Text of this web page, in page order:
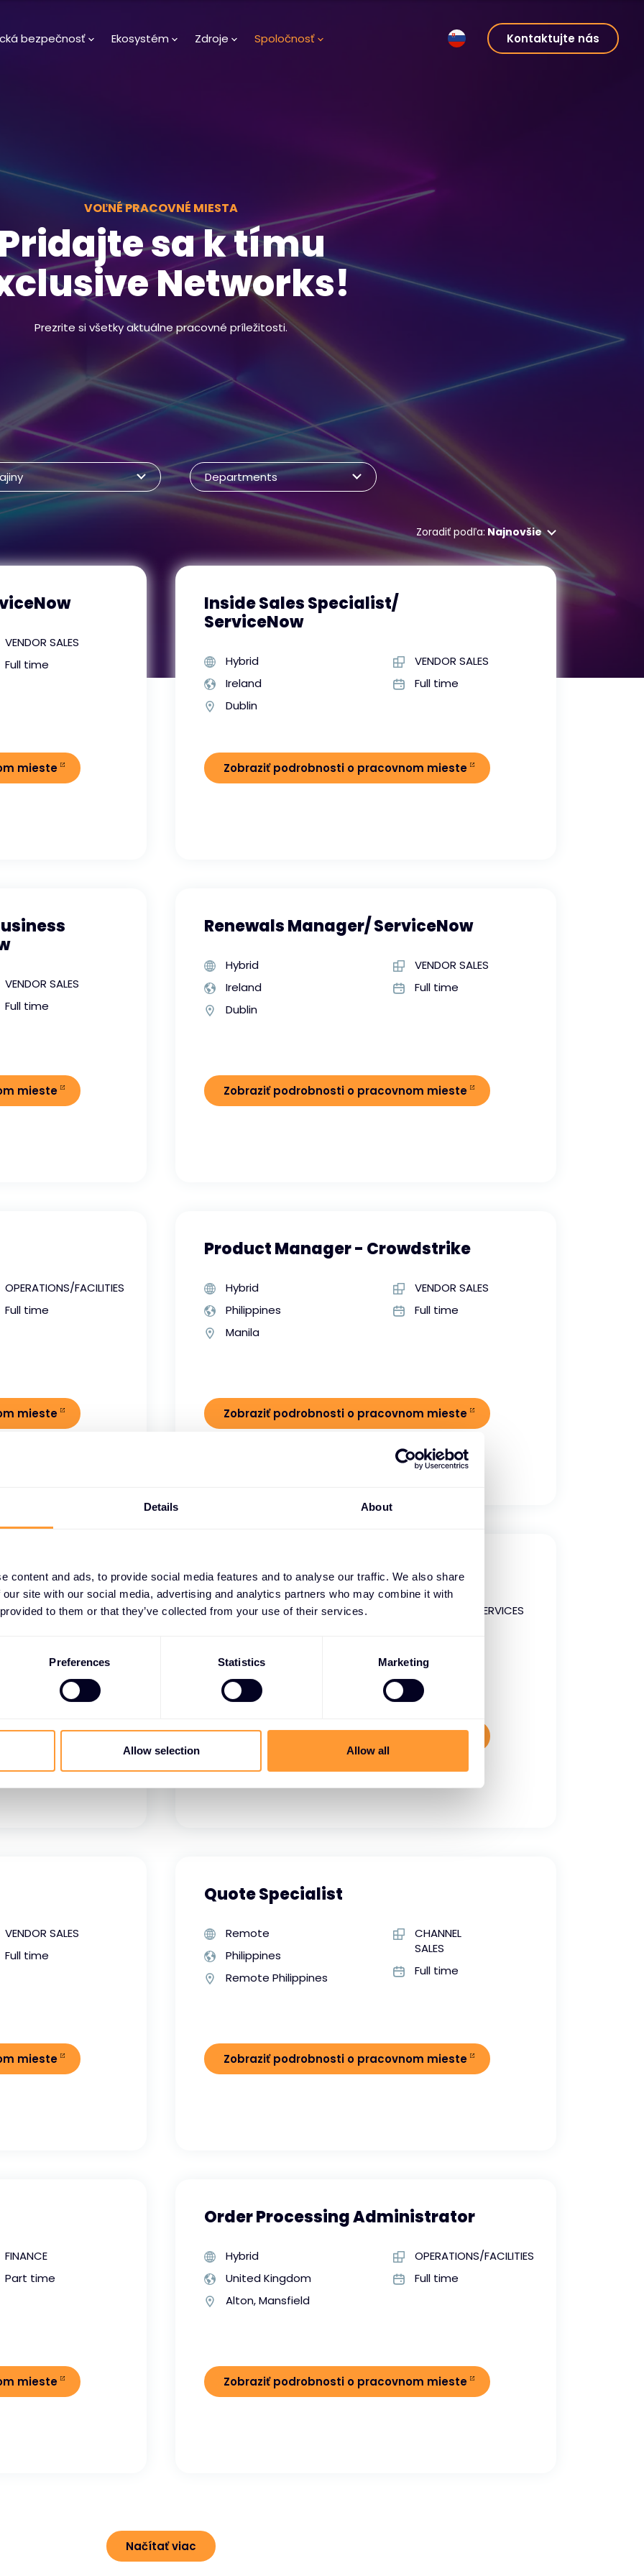
Details About
content and ads, to provide social media features and to analyse our traffic. We also share
site with our social media, advertising and analytics partners who may combine it with
to them or that they’ve collected from your use of their services.
Preferences Statistics Marketing
Allow selection Allow all
bezpečnosť Ekosystém Zdroje Spoločnosť Kontaktujte nás
VOĽNÉ PRACOVNÉ MIESTA
sa k tímu
Networks!
Prezrite si všetky aktuálne pracovné príležitosti.
Departments
Zoradiť podľa: Najnovšie
VENDOR SALES
Full time
mieste
Inside Sales Specialist/
ServiceNow
Hybrid
Ireland
Dublin
VENDOR SALES
Full time
Zobraziť podrobnosti o pracovnom mieste
VENDOR SALES
Full time
mieste
Renewals Manager/ ServiceNow
Hybrid
Ireland
Dublin
VENDOR SALES
Full time
Zobraziť podrobnosti o pracovnom mieste
OPERATIONS/FACILITIES
Full time
mieste
Product Manager - Crowdstrike
Hybrid
Philippines
Manila
VENDOR SALES
Full time
Zobraziť podrobnosti o pracovnom mieste
VENDOR SALES
mieste
Senior Pre- Sales Engineer
Hybrid
Singapore
TECHNICAL/SERVICES
Zobraziť podrobnosti o pracovnom mieste
VENDOR SALES
Full time
mieste
Quote Specialist
Remote
Philippines
Remote Philippines
CHANNEL
SALES
Full time
Zobraziť podrobnosti o pracovnom mieste
FINANCE
Part time
mieste
Order Processing Administrator
Hybrid
United Kingdom
Alton, Mansfield
OPERATIONS/FACILITIES
Full time
Zobraziť podrobnosti o pracovnom mieste
Načítať viac